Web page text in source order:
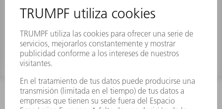
Referencia: 2006915
INFORMACIÓN